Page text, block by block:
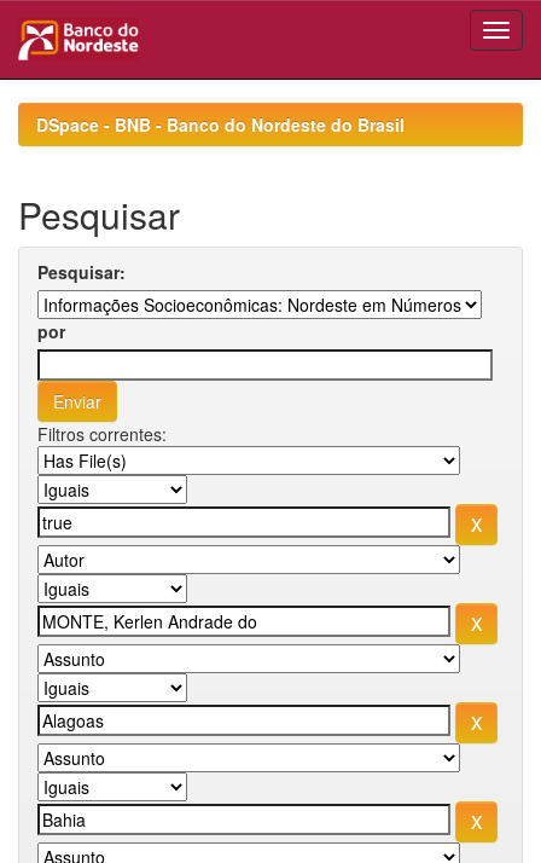
navigationDSpace - BNB - Banco do Nordeste do Brasil
Pesquisar
Pesquisar:
por
Filtros correntes: